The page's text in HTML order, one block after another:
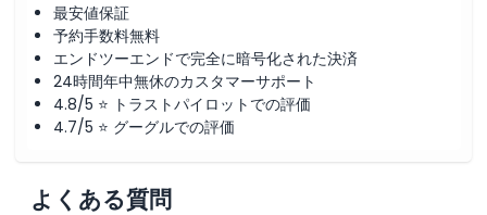
キャンセルポリシー
最安値保証
予約手数料無料
エンドツーエンドで完全に暗号化された決済
24時間年中無休のカスタマーサポート
4.8/5 ⭐ トラストパイロットでの評価
4.7/5 ⭐ グーグルでの評価
よくある質問